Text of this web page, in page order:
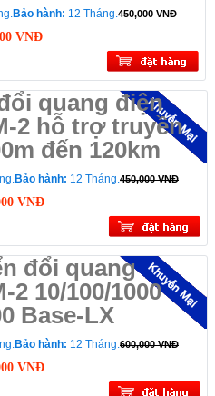
Bảo hành: 12 Tháng.450,000 VNĐ
VNĐ
quang điện
2 hỗ trợ truyền
đến 120km
Bảo hành: 12 Tháng.450,000 VNĐ
VNĐ
đổi quang
2 10/100/1000
Base-LX
Bảo hành: 12 Tháng.600,000 VNĐ
VNĐ